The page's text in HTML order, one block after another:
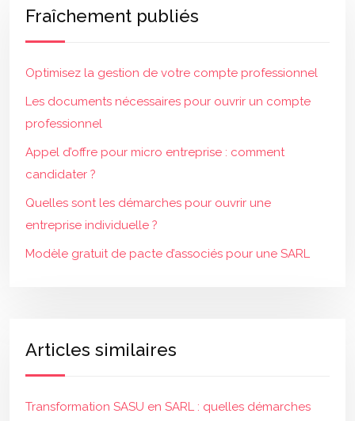
Fraîchement publiés
Optimisez la gestion de votre compte professionnel
Les documents nécessaires pour ouvrir un compte
professionnel
Appel d’offre pour micro entreprise : comment
candidater ?
Quelles sont les démarches pour ouvrir une
entreprise individuelle ?
Modèle gratuit de pacte d’associés pour une SARL
Articles similaires
Transformation SASU en SARL : quelles démarches